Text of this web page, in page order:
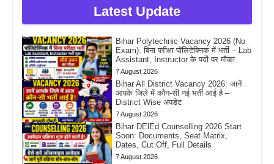
Latest Update
Bihar Polytechnic Vacancy 2026 (No
Exam): बिना परीक्षा पॉलिटेक्निक में भर्ती – Lab
Assistant, Instructor के पदों पर मौका
7 August 2026
Bihar All District Vacancy 2026: जानें
आपके जिले में कौन-सी नई भर्ती आई है –
District Wise अपडेट
7 August 2026
Bihar DElEd Counselling 2026 Start
Soon: Documents, Seat Matrix,
Dates, Cut Off, Full Details
7 August 2026